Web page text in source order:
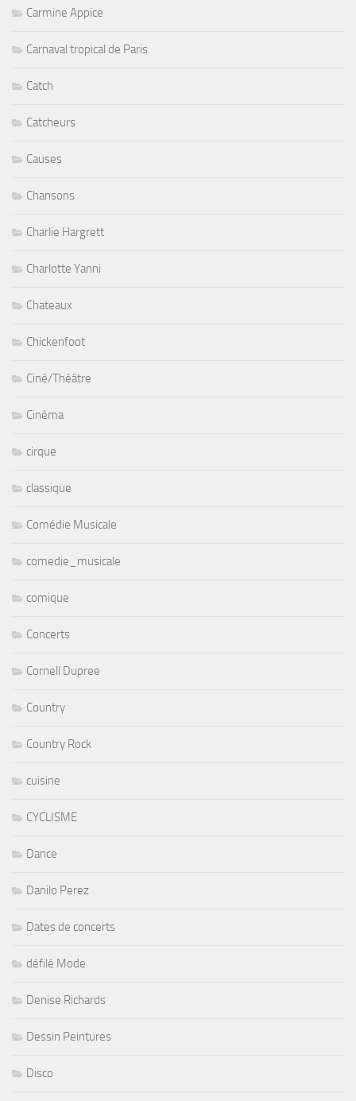
Carmine Appice
Carnaval tropical de Paris
Catch
Catcheurs
Causes
Chansons
Charlie Hargrett
Charlotte Yanni
Chateaux
Chickenfoot
Ciné/Théâtre
Cinéma
cirque
classique
Comédie Musicale
comedie_musicale
comique
Concerts
Cornell Dupree
Country
Country Rock
cuisine
CYCLISME
Dance
Danilo Perez
Dates de concerts
défilé Mode
Denise Richards
Dessin Peintures
Disco